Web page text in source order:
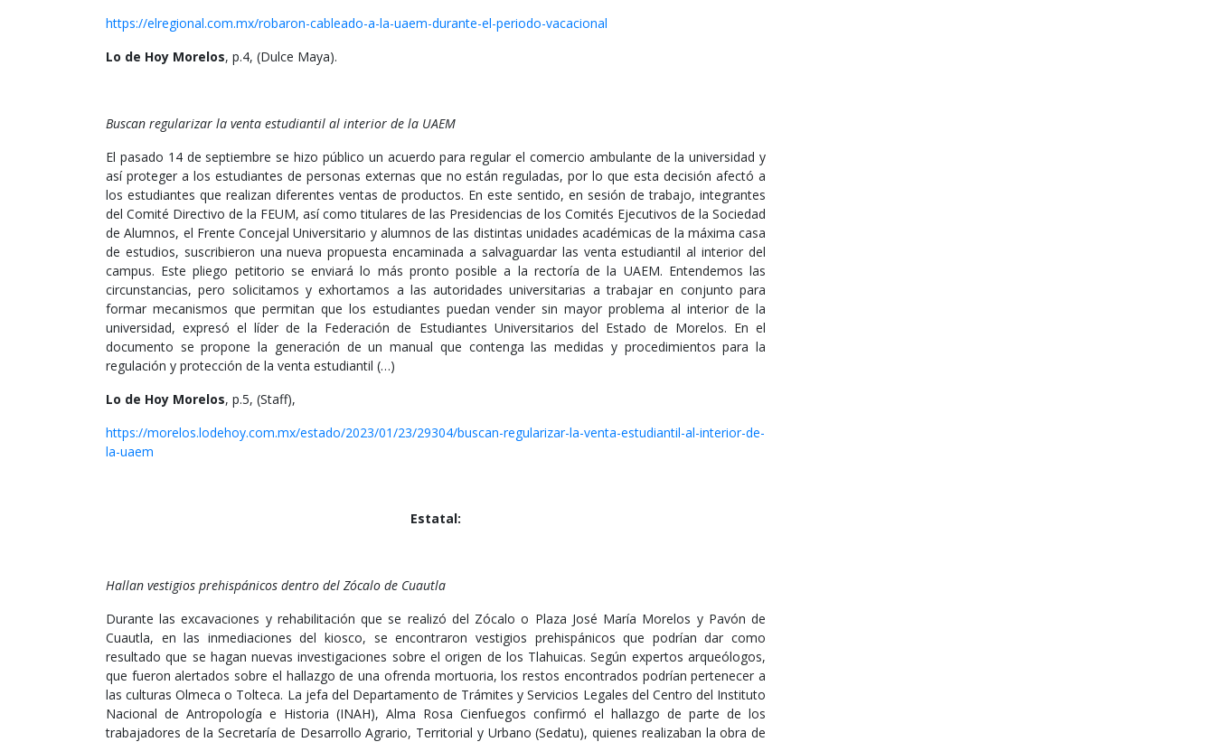
https://elregional.com.mx/robaron-cableado-a-la-uaem-durante-el-periodo-vacacional
Lo de Hoy Morelos, p.4, (Dulce Maya).
Buscan regularizar la venta estudiantil al interior de la UAEM
El pasado 14 de septiembre se hizo público un acuerdo para regular el comercio ambulante de la universidad y
así proteger a los estudiantes de personas externas que no están reguladas, por lo que esta decisión afectó a
los estudiantes que realizan diferentes ventas de productos. En este sentido, en sesión de trabajo, integrantes
del Comité Directivo de la FEUM, así como titulares de las Presidencias de los Comités Ejecutivos de la Sociedad
de Alumnos, el Frente Concejal Universitario y alumnos de las distintas unidades académicas de la máxima casa
de estudios, suscribieron una nueva propuesta encaminada a salvaguardar las venta estudiantil al interior del
campus. Este pliego petitorio se enviará lo más pronto posible a la rectoría de la UAEM. Entendemos las
circunstancias, pero solicitamos y exhortamos a las autoridades universitarias a trabajar en conjunto para
formar mecanismos que permitan que los estudiantes puedan vender sin mayor problema al interior de la
universidad, expresó el líder de la Federación de Estudiantes Universitarios del Estado de Morelos. En el
documento se propone la generación de un manual que contenga las medidas y procedimientos para la
regulación y protección de la venta estudiantil (…)
Lo de Hoy Morelos, p.5, (Staff),
https://morelos.lodehoy.com.mx/estado/2023/01/23/29304/buscan-regularizar-la-venta-estudiantil-al-interior-de-
la-uaem
Estatal:
Hallan vestigios prehispánicos dentro del Zócalo de Cuautla
Durante las excavaciones y rehabilitación que se realizó del Zócalo o Plaza José María Morelos y Pavón de
Cuautla, en las inmediaciones del kiosco, se encontraron vestigios prehispánicos que podrían dar como
resultado que se hagan nuevas investigaciones sobre el origen de los Tlahuicas. Según expertos arqueólogos,
que fueron alertados sobre el hallazgo de una ofrenda mortuoria, los restos encontrados podrían pertenecer a
las culturas Olmeca o Tolteca. La jefa del Departamento de Trámites y Servicios Legales del Centro del Instituto
Nacional de Antropología e Historia (INAH), Alma Rosa Cienfuegos confirmó el hallazgo de parte de los
trabajadores de la Secretaría de Desarrollo Agrario, Territorial y Urbano (Sedatu), quienes realizaban la obra de